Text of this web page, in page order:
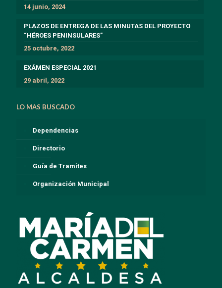
14 junio, 2024
PLAZOS DE ENTREGA DE LAS MINUTAS DEL PROYECTO
“HÉROES PENINSULARES”
25 octubre, 2022
EXÁMEN ESPECIAL 2021
29 abril, 2022
LO MAS BUSCADO
Dependencias
Directorio
Guía de Tramites
Organización Municipal